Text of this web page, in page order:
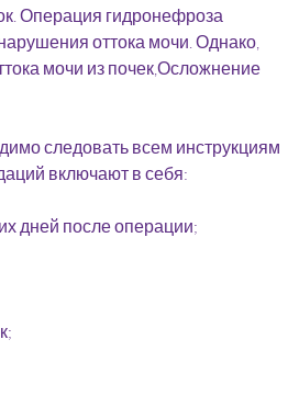
Операция гидронефроза
оттока мочи. Однако,
мочи из почек,Осложнение
следовать всем инструкциям
включают в себя:
дней после операции;